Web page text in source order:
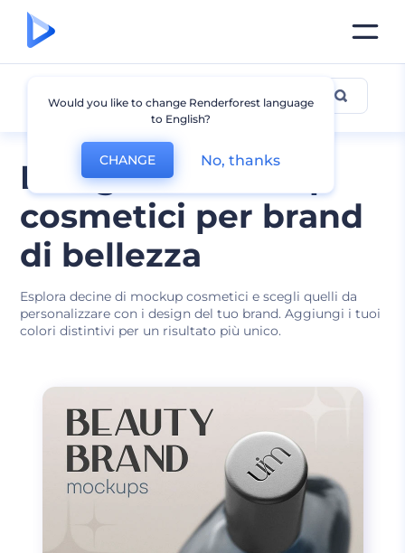
Design di mockup
cosmetici per brand
di bellezza
Esplora decine di mockup cosmetici e scegli quelli da
personalizzare con i design del tuo brand. Aggiungi i tuoi
colori distintivi per un risultato più unico.
Mockup Cosmetico
Would you like to change Renderforest language
to English?
CHANGE No, thanks